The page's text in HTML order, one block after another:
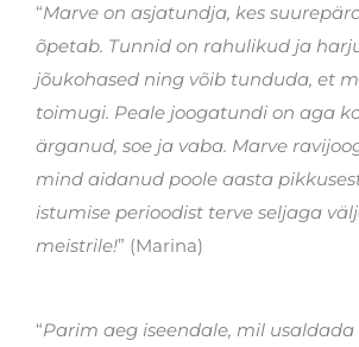
“Marve on asjatundja, kes
õpetab. Tunnid on rahulikud ja
jõukohased ning võib tunduda, et
toimugi. Peale joogatundi on aga
ärganud, soe ja vaba. Marve
mind aidanud poole aasta
istumise perioodist terve seljaga
meistrile!” (Marina)
“Parim aeg iseendale, mil